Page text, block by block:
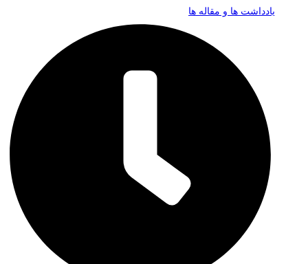
یادداشت ها و مقاله ها